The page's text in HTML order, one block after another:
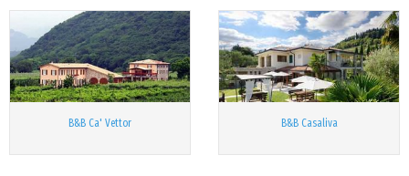
B&B Ca' Vettor B&B Casaliva